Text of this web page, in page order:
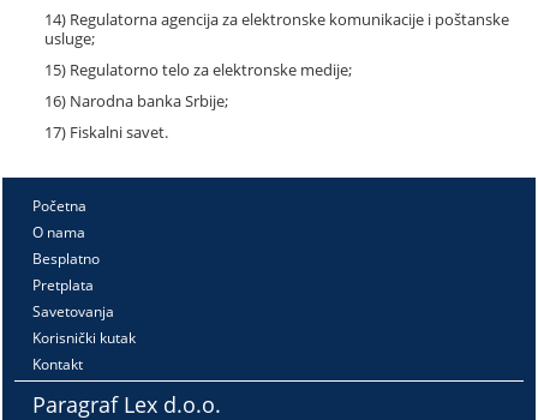
14) Regulatorna agencija za elektronske komunikacije i poštanske
usluge;
15) Regulatorno telo za elektronske medije;
16) Narodna banka Srbije;
17) Fiskalni savet.
Početna
O nama
Besplatno
Pretplata
Savetovanja
Korisnički kutak
Kontakt
Paragraf Lex d.o.o.